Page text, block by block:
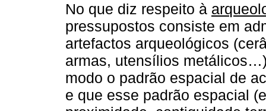
No que diz respeito à
pressupostos consiste em
artefactos arqueológicos
armas, utensílios
modo o padrão espacial de
e que esse padrão espacial